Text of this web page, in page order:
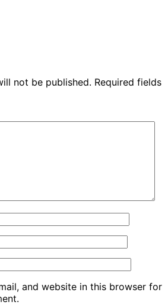
not be published. Required fields
and website in this browser for